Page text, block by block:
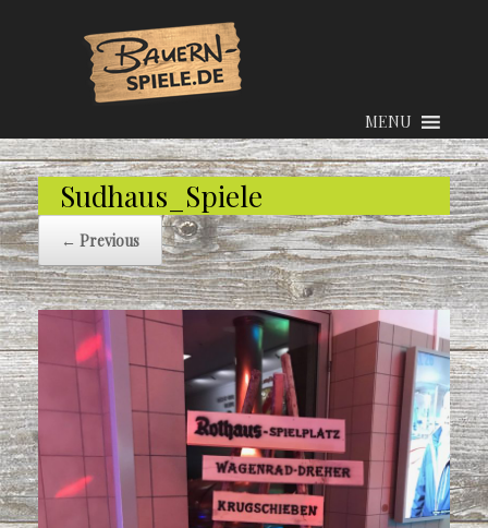
MENU
Sudhaus_Spiele
← Previous